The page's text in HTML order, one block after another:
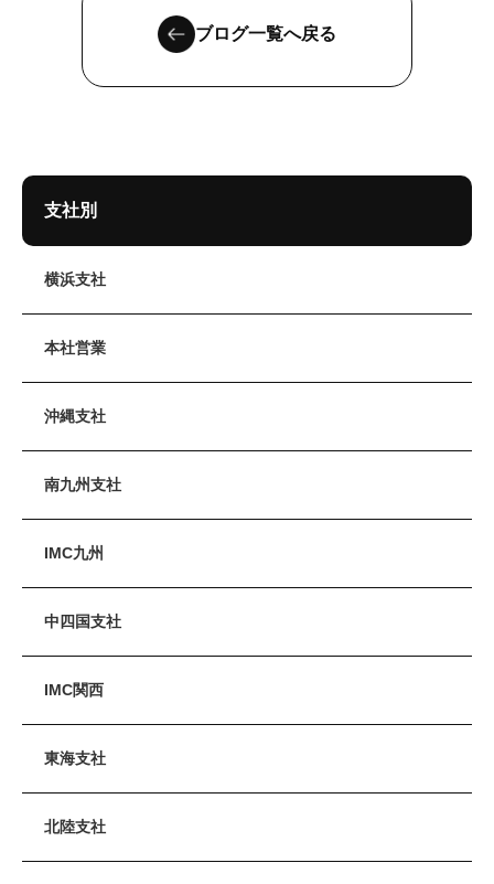
ブログ一覧へ戻る
支社別
横浜支社
本社営業
沖縄支社
南九州支社
IMC九州
中四国支社
IMC関西
東海支社
北陸支社